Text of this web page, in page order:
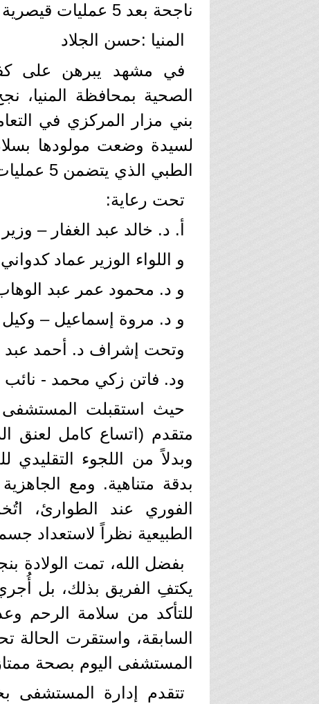
ناجحة بعد 5 عمليات قيصرية
المنيا :حسن الجلاد
​في مشهد يبرهن على
الصحية بمحافظة المنيا،
بني مزار المركزي في
لسيدة وضعت مولودها
الطبي الذي يتضمن 5 عمليات قيصرية سابقة.
تحت رعاية:
​أ. د. خالد عبد الغفار –
و اللواء الوزير عماد
و ​د. محمود عمر عبد
​و د. مروة إسماعيل – وكيل
​وتحت إشراف د. أحمد عبد
​ود. فاتن زكي محمد -
متقدم (اتساع كامل لعنق
وبدلاً من اللجوء التقليدي
بدقة متناهية. ومع
الفوري عند الطوارئ،
الطبيعية نظراً لاستعداد جسم
​بفضل الله، تمت الولادة
يكتفِ الفريق بذلك، بل
للتأكد من سلامة الرحم
المستشفى اليوم بصحة
​تتقدم إدارة المستشفى